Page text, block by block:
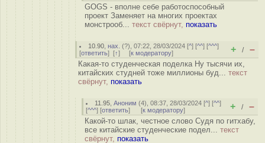
GOGS - вполне себе работоспособный
проект Заменяет на многих проектах
монстрооб... текст свёрнут, показать
10.90 ,нах. (?), 07:22, 28/03/2024 [^] [^^] [^^^]
[ответить] [↑] [к модератору] + / –
Какая-то студенческая поделка Ну тысячи их,
китайских студней тоже миллионы буд... текст
свёрнут, показать
11.95 ,Аноним (4), 08:37, 28/03/2024 [^] [^^]
[^^^] [ответить] [к модератору] + / –
Какой-то шлак, честное слово Судя по гитхабу,
все китайские студенческие подел... текст
свёрнут, показать